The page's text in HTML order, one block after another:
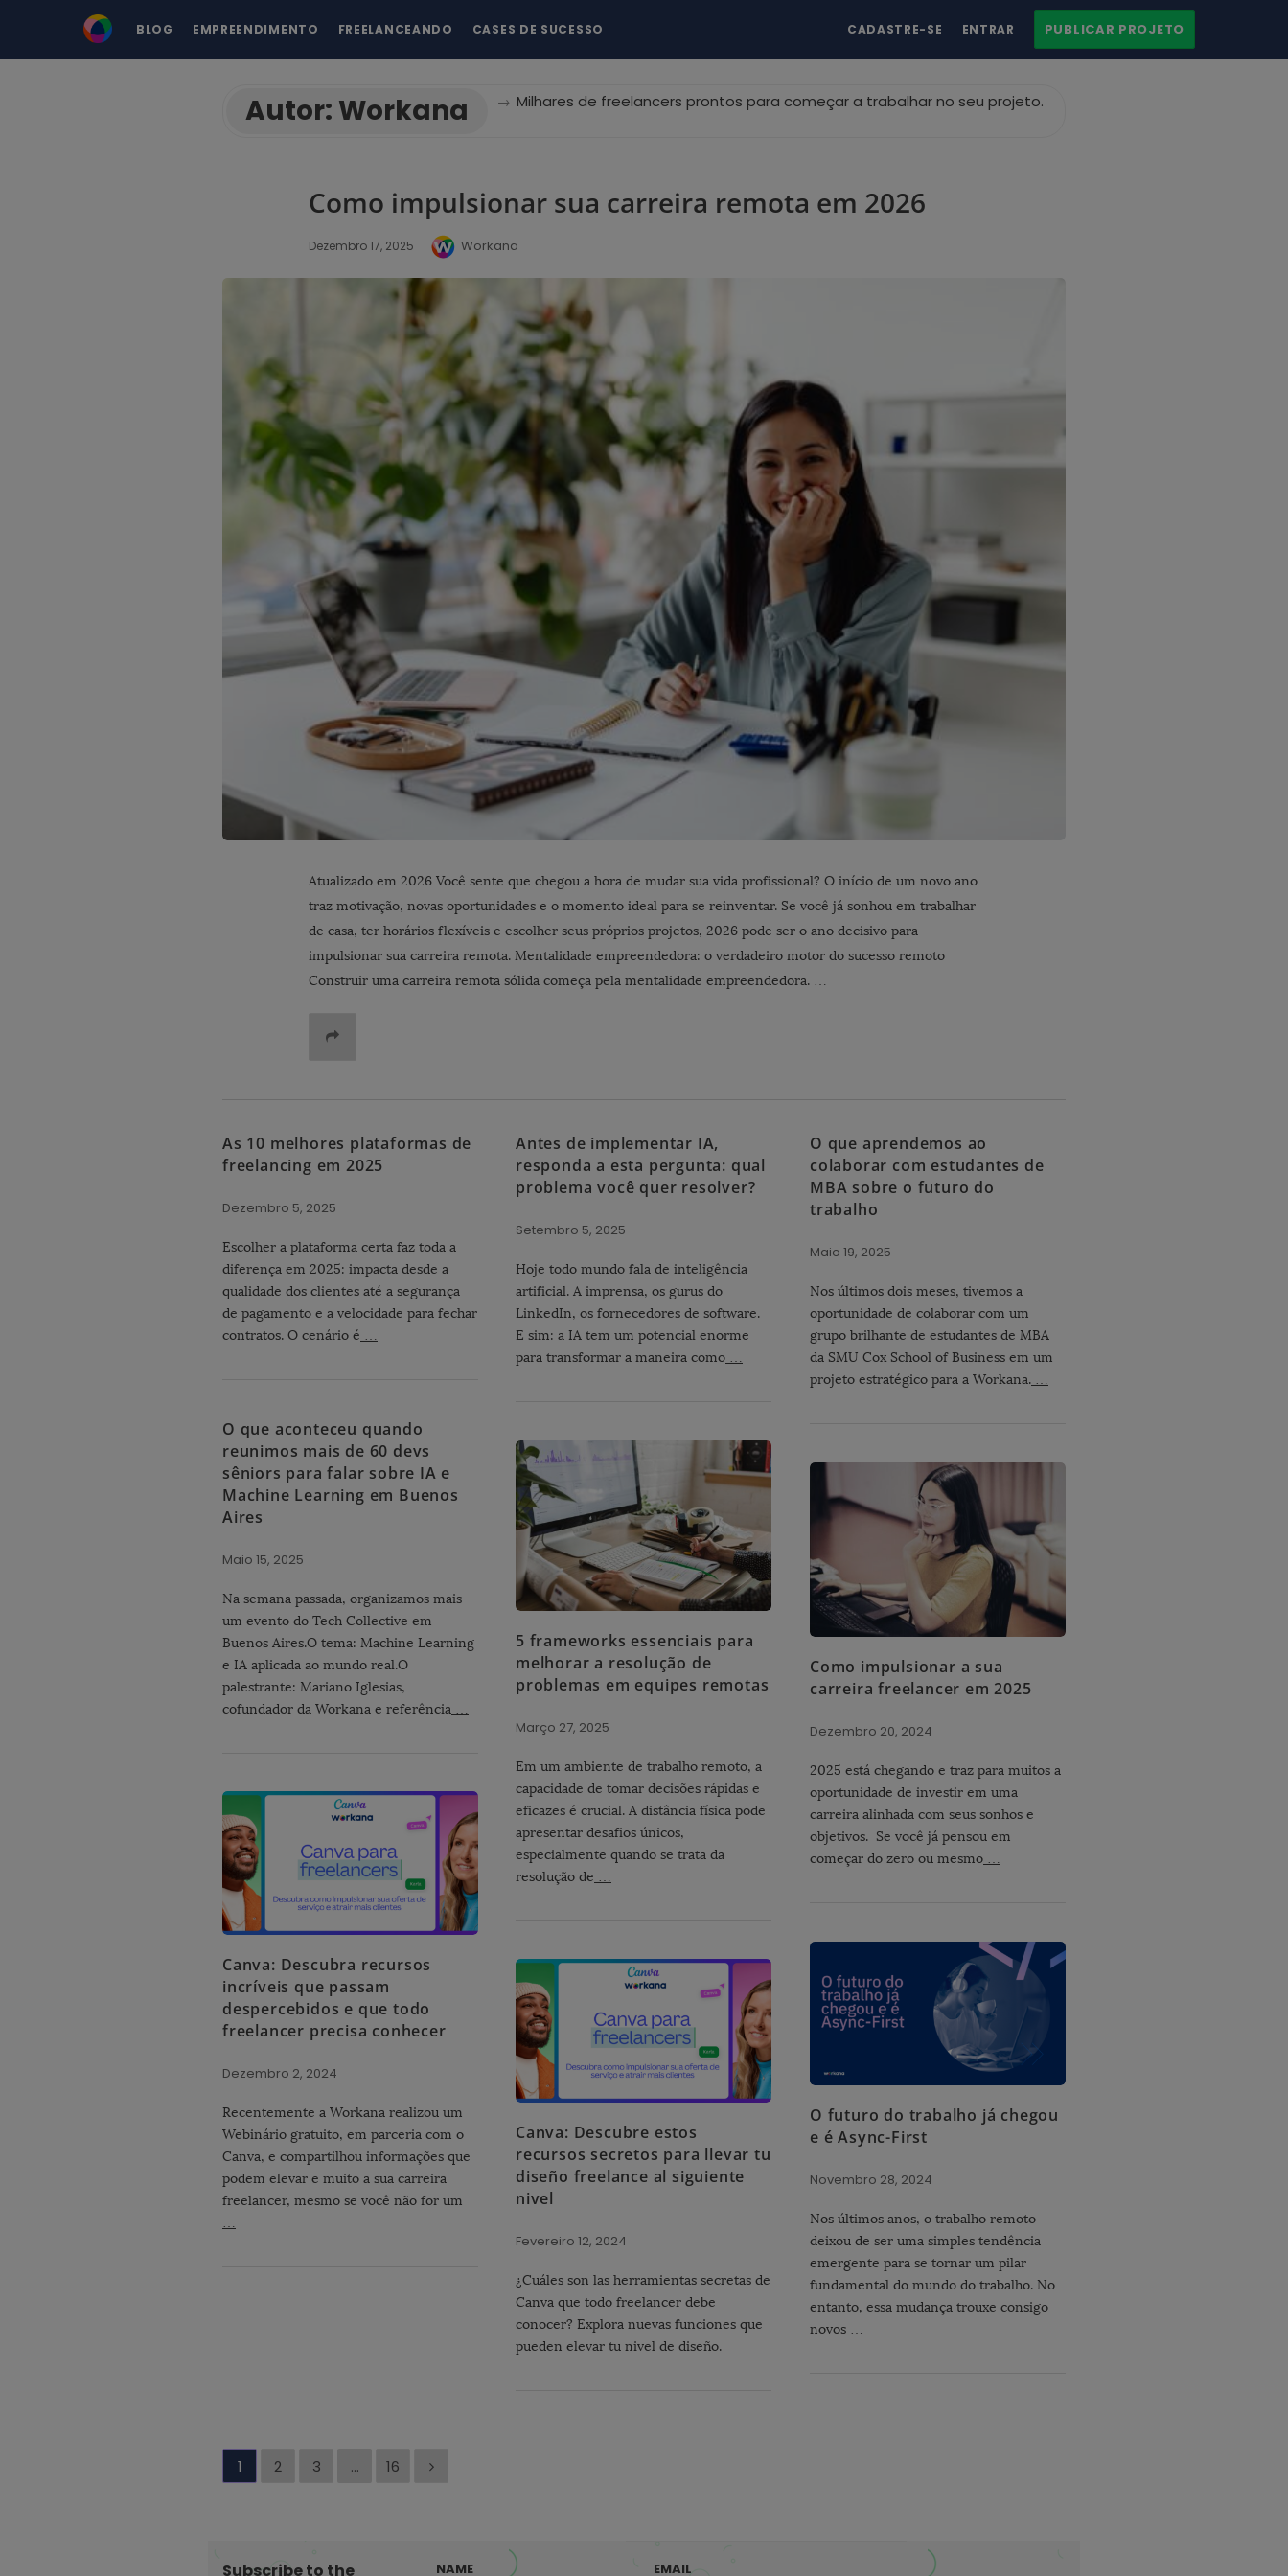
BLOG EMPREENDIMENTO FREELANCEANDO CASES DE SUCESSO CADASTRE-SE ENTRAR PUBLICAR PROJETO
Autor: Workana → Milhares de freelancers prontos para começar a trabalhar no seu projeto.
Como impulsionar sua carreira remota em 2026
Dezembro 17, 2025 Workana
Atualizado em 2026 Você sente que chegou a hora de mudar sua vida profissional? O início de um novo ano
traz motivação, novas oportunidades e o momento ideal para se reinventar. Se você já sonhou em trabalhar
de casa, ter horários flexíveis e escolher seus próprios projetos, 2026 pode ser o ano decisivo para
impulsionar sua carreira remota. Mentalidade empreendedora: o verdadeiro motor do sucesso remoto
Construir uma carreira remota sólida começa pela mentalidade empreendedora. …
As 10 melhores plataformas de
freelancing em 2025
Dezembro 5, 2025
Escolher a plataforma certa faz toda a
diferença em 2025: impacta desde a
qualidade dos clientes até a segurança
de pagamento e a velocidade para fechar
contratos. O cenário é …
Antes de implementar IA,
responda a esta pergunta: qual
problema você quer resolver?
Setembro 5, 2025
Hoje todo mundo fala de inteligência
artificial. A imprensa, os gurus do
LinkedIn, os fornecedores de software.
E sim: a IA tem um potencial enorme
para transformar a maneira como …
O que aprendemos ao
colaborar com estudantes de
MBA sobre o futuro do
trabalho
Maio 19, 2025
Nos últimos dois meses, tivemos a
oportunidade de colaborar com um
grupo brilhante de estudantes de MBA
da SMU Cox School of Business em um
projeto estratégico para a Workana. …
O que aconteceu quando
reunimos mais de 60 devs
sêniors para falar sobre IA e
Machine Learning em Buenos
Aires
Maio 15, 2025
Na semana passada, organizamos mais
um evento do Tech Collective em
Buenos Aires.O tema: Machine Learning
e IA aplicada ao mundo real.O
palestrante: Mariano Iglesias,
cofundador da Workana e referência …
5 frameworks essenciais para
melhorar a resolução de
problemas em equipes remotas
Março 27, 2025
Em um ambiente de trabalho remoto, a
capacidade de tomar decisões rápidas e
eficazes é crucial. A distância física pode
apresentar desafios únicos,
especialmente quando se trata da
resolução de …
Como impulsionar a sua
carreira freelancer em 2025
Dezembro 20, 2024
2025 está chegando e traz para muitos a
oportunidade de investir em uma
carreira alinhada com seus sonhos e
objetivos. Se você já pensou em
começar do zero ou mesmo …
Canva: Descubra recursos
incríveis que passam
despercebidos e que todo
freelancer precisa conhecer
Dezembro 2, 2024
Recentemente a Workana realizou um
Webinário gratuito, em parceria com o
Canva, e compartilhou informações que
podem elevar e muito a sua carreira
freelancer, mesmo se você não for um
…
O futuro do trabalho já chegou
e é Async-First
Novembro 28, 2024
Nos últimos anos, o trabalho remoto
deixou de ser uma simples tendência
emergente para se tornar um pilar
fundamental do mundo do trabalho. No
entanto, essa mudança trouxe consigo
novos …
Canva: Descubre estos
recursos secretos para llevar tu
diseño freelance al siguiente
nivel
Fevereiro 12, 2024
¿Cuáles son las herramientas secretas de
Canva que todo freelancer debe
conocer? Explora nuevas funciones que
pueden elevar tu nivel de diseño.
P
a
n
1 2 3 … 16
Subscribe to the
NAME EMAIL